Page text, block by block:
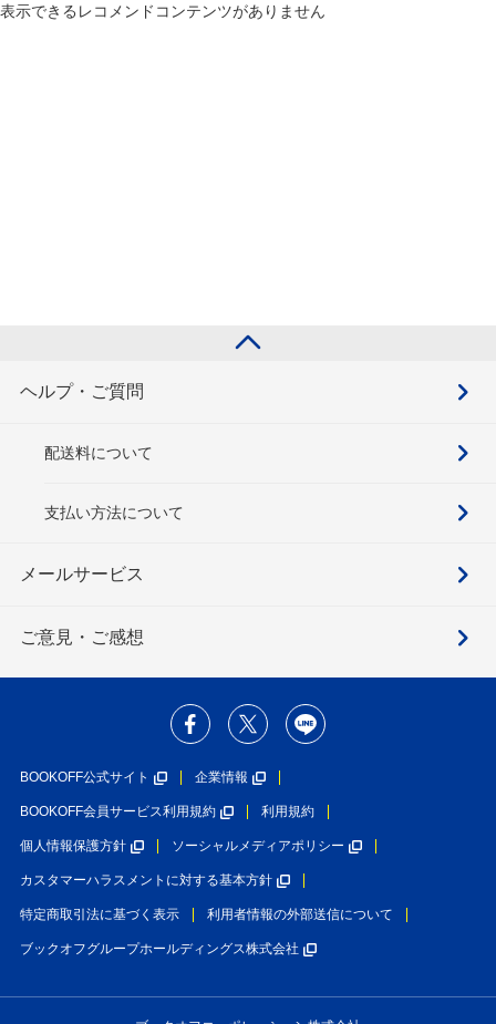
表示できるレコメンドコンテンツがありません
ヘルプ・ご質問
配送料について
支払い方法について
メールサービス
ご意見・ご感想
BOOKOFF公式サイト 企業情報
BOOKOFF会員サービス利用規約 利用規約
個人情報保護方針 ソーシャルメディアポリシー
カスタマーハラスメントに対する基本方針
特定商取引法に基づく表示 利用者情報の外部送信について
ブックオフグループホールディングス株式会社